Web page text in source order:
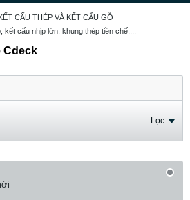
CẤU THÉP VÀ KẾT CẤU GỖ
kết cấu nhịp lớn, khung thép tiền chế,...
Cdeck
Lọc